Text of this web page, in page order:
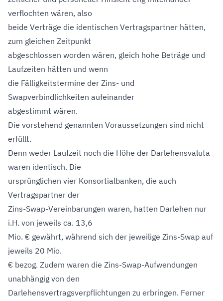
verflochten wären, also
beide Verträge die identischen Vertragspartner hätten,
zum gleichen Zeitpunkt
abgeschlossen worden wären, gleich hohe Beträge und
Laufzeiten hätten und wenn
die Fälligkeitstermine der Zins- und
Swapverbindlichkeiten aufeinander
abgestimmt wären.
Die vorstehend genannten Voraussetzungen sind nicht
erfüllt.
Denn weder Laufzeit noch die Höhe der Darlehensvaluta
waren identisch. Die
ursprünglichen vier Konsortialbanken, die auch
Vertragspartner der
Zins-Swap-Vereinbarungen waren, hatten Darlehen nur
i.H. von jeweils ca. 13,6
Mio. € gewährt, während sich der jeweilige Zins-Swap auf
jeweils 20 Mio.
€ bezog. Zudem waren die Zins-Swap-Aufwendungen
unabhängig von den
Darlehensvertragsverpflichtungen zu erbringen. Ferner